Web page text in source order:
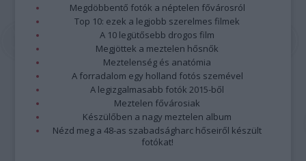
Megdöbbentő fotók a néptelen fővárosról
Top 10: ezek a legjobb szerelmes filmek
A 10 legütősebb drogos film
Megjöttek a meztelen hősnők
Meztelenség és anatómia
A forradalom egy holland fotós szemével
A legizgalmasabb fotók 2015-ből
Meztelen fővárosiak
Készülőben a nagy meztelen album
Nézd meg a 48-as szabadságharc hőseiről készült
fotókat!